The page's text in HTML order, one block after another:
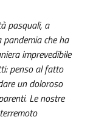
pasquali, a
che ha
imprevedibile
penso al fatto
un doloroso
Le nostre